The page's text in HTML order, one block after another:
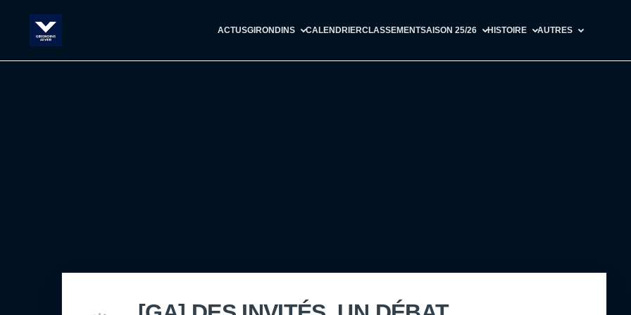
ACTUSGIRONDINS CALENDRIERCLASSEMENTSAISON 25/26 HISTOIRE AUTRES